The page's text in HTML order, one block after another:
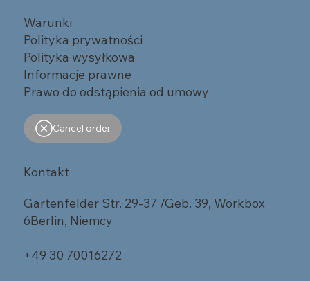
Warunki
Polityka prywatności
Polityka wysyłkowa
Informacje prawne
Prawo do odstąpienia od umowy
Cancel order
Kontakt
Gartenfelder Str. 29-37 /Geb. 39, Workbox
6Berlin, Niemcy
+49 30 70016272